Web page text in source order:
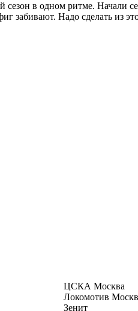
в одном ритме. Начали
забивают. Надо сделать из
ЦСКА Москва
Локомотив
Зенит